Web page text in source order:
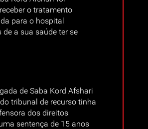
o tratamento
para o hospital
a sua saúde ter se
de Saba Kord Afshari
tribunal de recurso tinha
dos direitos
sentença de 15 anos